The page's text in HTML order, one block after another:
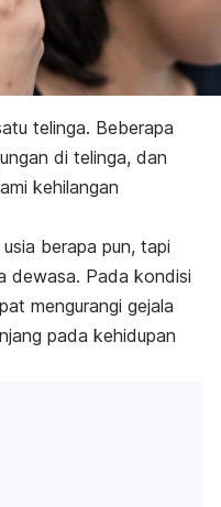
telinga. Beberapa
di telinga, dan
kehilangan
berapa pun, tapi
dewasa. Pada kondisi
mengurangi gejala
pada kehidupan